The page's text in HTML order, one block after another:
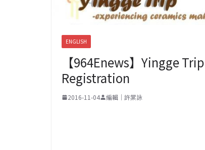
ENGLISH
【964Enews】Yingge Trip
Registration
2016-11-04 編輯｜許棠詠